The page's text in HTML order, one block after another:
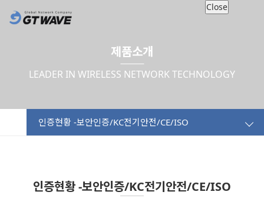
Close
제품소개
LEADER IN WIRELESS NETWORK TECHNOLOGY
인증현황 -보안인증/KC전기안전/CE/ISO
인증현황 -보안인증/KC전기안전/CE/ISO